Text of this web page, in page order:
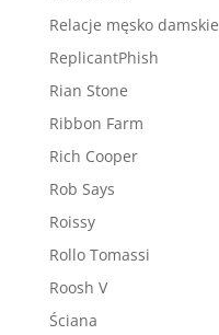
Relacje męsko damskie
ReplicantPhish
Rian Stone
Ribbon Farm
Rich Cooper
Rob Says
Roissy
Rollo Tomassi
Roosh V
Ściana